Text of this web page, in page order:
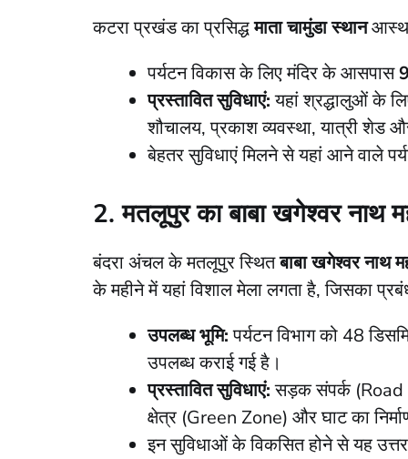
​कटरा प्रखंड का प्रसिद्धमाता चामुंडा स्थान
​पर्यटन विकास के लिए मंदिर के आसपास
प्रस्तावित सुविधाएं:यहां श्रद्धालुओं के
शौचालय, प्रकाश व्यवस्था, यात्री शेड
​बेहतर सुविधाएं मिलने से यहां आने वाले
2. मतलूपुर का बाबा खगेश्वर नाथ
​बंदरा अंचल के मतलूपुर स्थितबाबा खगेश्वर नाथ
के महीने में यहां विशाल मेला लगता है, जिसका
उपलब्ध भूमि:पर्यटन विभाग को 48
उपलब्ध कराई गई है।
प्रस्तावित सुविधाएं:सड़क संपर्क (Road
क्षेत्र (Green Zone) और घाट का
​इन सुविधाओं के विकसित होने से यह